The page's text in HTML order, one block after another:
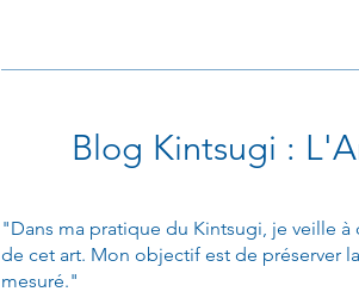
Blog Kintsugi :
"Dans ma pratique du Kintsugi, je veille
de cet art. Mon objectif est de préserver
mesuré."